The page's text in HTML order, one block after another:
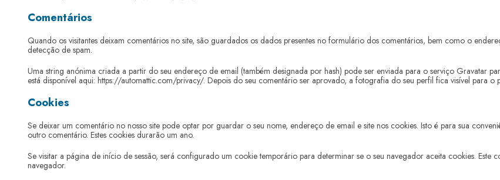
Comentários
Quando os visitantes deixam comentários no site, são guardados os dados presentes no formulário dos comentários, bem como o
detecção de spam.
Uma string anónima criada a partir do seu endereço de email (também designada por hash) pode ser enviada para o serviço Gravatar
está disponível aqui: https://automattic.com/privacy/. Depois do seu comentário ser aprovado, a fotografia do seu perfil fica visível para o
Cookies
Se deixar um comentário no nosso site pode optar por guardar o seu nome, endereço de email e site nos cookies. Isto é para sua
outro comentário. Estes cookies durarão um ano.
Se visitar a página de início de sessão, será configurado um cookie temporário para determinar se o seu navegador aceita cookies. Este
navegador.